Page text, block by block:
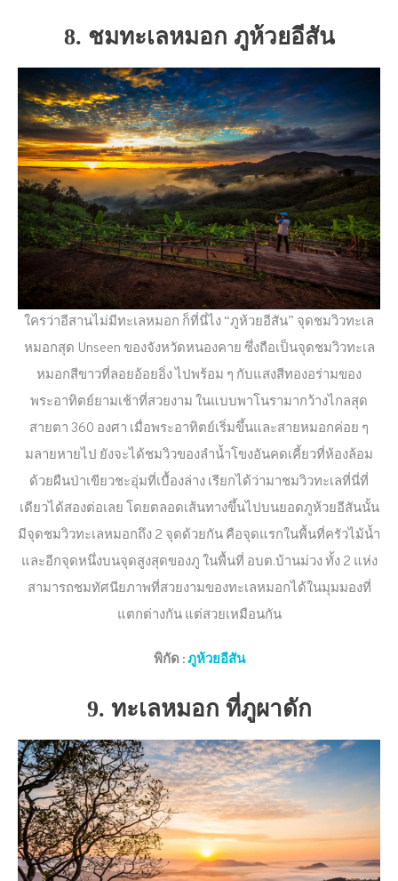
8. ชมทะเลหมอก ภูห้วยอีสัน
ใครว่าอีสานไม่มีทะเลหมอก ก็ที่นี่ไง “ภูห้วยอีสัน” จุดชมวิวทะเล
หมอกสุด Unseen ของจังหวัดหนองคาย ซึ่งถือเป็นจุดชมวิวทะเล
หมอกสีขาวที่ลอยอ้อยอิ่ง ไปพร้อม ๆ กับแสงสีทองอร่ามของ
พระอาทิตย์ยามเช้าที่สวยงาม ในแบบพาโนรามากว้างไกลสุด
สายตา 360 องศา เมื่อพระอาทิตย์เริ่มขึ้นและสายหมอกค่อย ๆ
มลายหายไป ยังจะได้ชมวิวของลำน้ำโขงอันคดเคี้ยวที่ห้องล้อม
ด้วยผืนป่าเขียวชะอุ่มที่เบื้องล่าง เรียกได้ว่ามาชมวิวทะเลที่นี่ที่
เดียวได้สองต่อเลย โดยตลอดเส้นทางขึ้นไปบนยอดภูห้วยอีสันนั้น
มีจุดชมวิวทะเลหมอกถึง 2 จุดด้วยกัน คือจุดแรกในพื้นที่ครัวไม้น้ำ
และอีกจุดหนึ่งบนจุดสูงสุดของภู ในพื้นที่ อบต.บ้านม่วง ทั้ง 2 แห่ง
สามารถชมทัศนียภาพที่สวยงามของทะเลหมอกได้ในมุมมองที่
แตกต่างกัน แต่สวยเหมือนกัน
พิกัด :ภูห้วยอีสัน
9. ทะเลหมอก ที่ภูผาดัก